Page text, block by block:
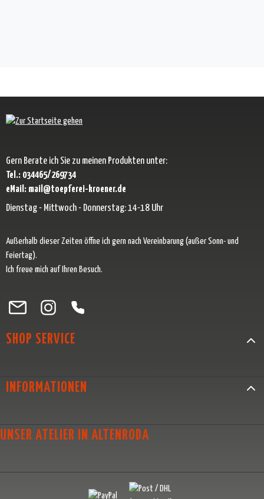
Gern Berate ich Sie zu meinen Produkten unter:
Tel.: 034465/269734
eMail: mail@toepferei-kroener.de
Dienstag - Mittwoch - Donnerstag: 14-18 Uhr
Außerhalb dieser Zeiten öffne ich gern nach Vereinbarung (außer Sonn- und
Feiertag).
Ich freue mich auf Ihren Besuch.
Besuche uns auf Facebook – öffnet in neuem Tab (externer Link)
Schau auf Instagram vorbei – öffnet in neuem Tab (externer Link)
Lass dich auf Pinterest inspirieren – öffnet in neuem Tab
Folge uns auf X – öffnet in neuem Tab (externer Link)
SHOP SERVICE
INFORMATIONEN
UNSER ATELIER IN ALTENRODA